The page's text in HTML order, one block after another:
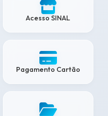
Acesso SINAL
Pagamento Cartão